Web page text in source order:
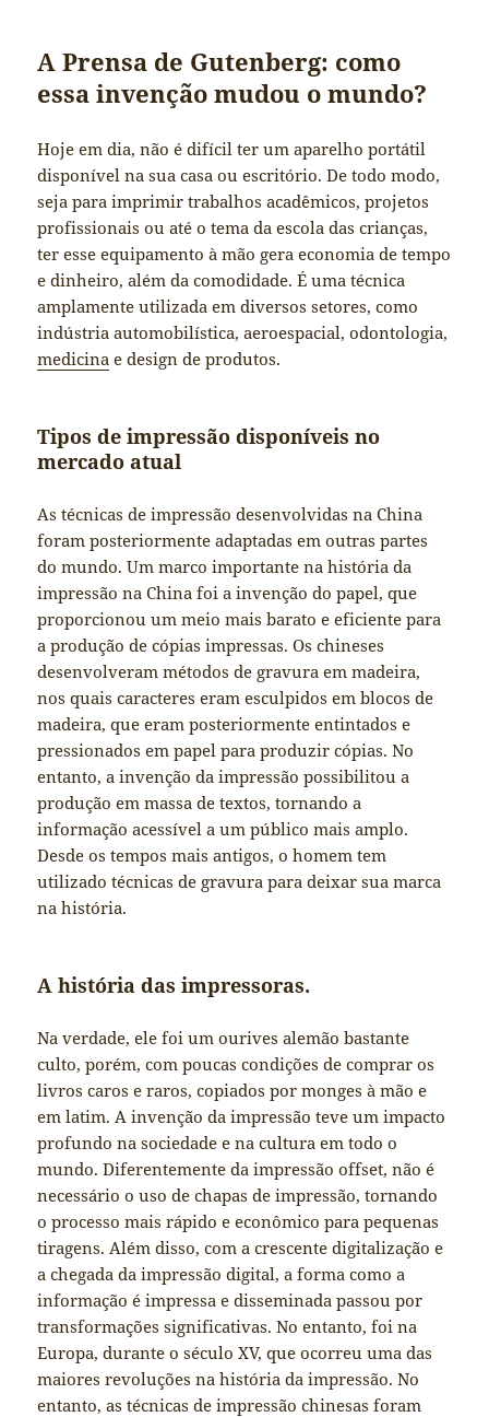
A Prensa de Gutenberg: como
essa invenção mudou o mundo?
Hoje em dia, não é difícil ter um aparelho portátil
disponível na sua casa ou escritório. De todo modo,
seja para imprimir trabalhos acadêmicos, projetos
profissionais ou até o tema da escola das crianças,
ter esse equipamento à mão gera economia de tempo
e dinheiro, além da comodidade. É uma técnica
amplamente utilizada em diversos setores, como
indústria automobilística, aeroespacial, odontologia,
medicina e design de produtos.
Tipos de impressão disponíveis no
mercado atual
As técnicas de impressão desenvolvidas na China
foram posteriormente adaptadas em outras partes
do mundo. Um marco importante na história da
impressão na China foi a invenção do papel, que
proporcionou um meio mais barato e eficiente para
a produção de cópias impressas. Os chineses
desenvolveram métodos de gravura em madeira,
nos quais caracteres eram esculpidos em blocos de
madeira, que eram posteriormente entintados e
pressionados em papel para produzir cópias. No
entanto, a invenção da impressão possibilitou a
produção em massa de textos, tornando a
informação acessível a um público mais amplo.
Desde os tempos mais antigos, o homem tem
utilizado técnicas de gravura para deixar sua marca
na história.
A história das impressoras.
Na verdade, ele foi um ourives alemão bastante
culto, porém, com poucas condições de comprar os
livros caros e raros, copiados por monges à mão e
em latim. A invenção da impressão teve um impacto
profundo na sociedade e na cultura em todo o
mundo. Diferentemente da impressão offset, não é
necessário o uso de chapas de impressão, tornando
o processo mais rápido e econômico para pequenas
tiragens. Além disso, com a crescente digitalização e
a chegada da impressão digital, a forma como a
informação é impressa e disseminada passou por
transformações significativas. No entanto, foi na
Europa, durante o século XV, que ocorreu uma das
maiores revoluções na história da impressão. No
entanto, as técnicas de impressão chinesas foram